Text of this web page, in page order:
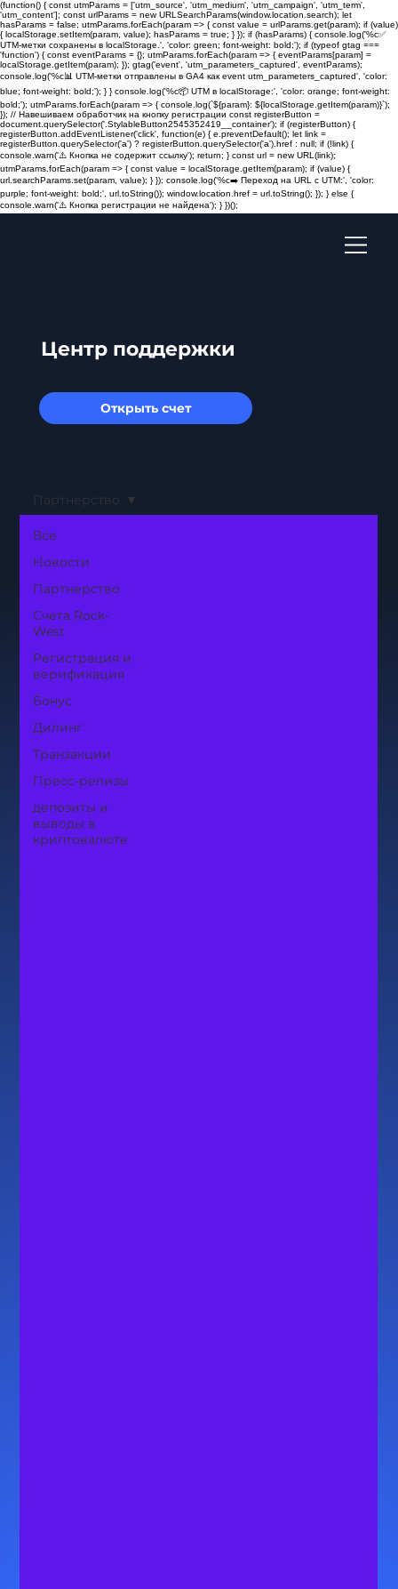
(function() { const utmParams = ['utm_source', 'utm_medium', 'utm_campaign', 'utm_term',
'utm_content']; const urlParams = new URLSearchParams(window.location.search); let
hasParams = false; utmParams.forEach(param => { const value = urlParams.get(param); if (value)
{ localStorage.setItem(param, value); hasParams = true; } }); if (hasParams) { console.log('%c✅
UTM-метки сохранены в localStorage.', 'color: green; font-weight: bold;'); if (typeof gtag ===
'function') { const eventParams = {}; utmParams.forEach(param => { eventParams[param] =
localStorage.getItem(param); }); gtag('event', 'utm_parameters_captured', eventParams);
console.log('%c📊 UTM-метки отправлены в GA4 как event utm_parameters_captured', 'color:
blue; font-weight: bold;'); } } console.log('%c📦 UTM в localStorage:', 'color: orange; font-weight:
bold;'); utmParams.forEach(param => { console.log(`${param}: ${localStorage.getItem(param)}`);
}); // Навешиваем обработчик на кнопку регистрации const registerButton =
document.querySelector('.StylableButton2545352419__container'); if (registerButton) {
registerButton.addEventListener('click', function(e) { e.preventDefault(); let link =
registerButton.querySelector('a') ? registerButton.querySelector('a').href : null; if (!link) {
console.warn('⚠️ Кнопка не содержит ссылку'); return; } const url = new URL(link);
utmParams.forEach(param => { const value = localStorage.getItem(param); if (value) {
url.searchParams.set(param, value); } }); console.log('%c➡️ Переход на URL с UTM:', 'color:
purple; font-weight: bold;', url.toString()); window.location.href = url.toString(); }); } else {
console.warn('⚠️ Кнопка регистрации не найдена'); } })();
Центр поддержки
Открыть счет
Все
Новости
Партнерство
Счета Rock-
West
Регистрация и
верификация
Бонус
Дилинг
Транзакции
Пресс-релизы
депозиты и
выводы в
криптовалюте
Партнерство